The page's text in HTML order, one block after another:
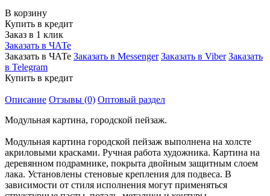
В корзину
Купить в кредит
Заказ в 1 клик
Заказать в ЧАТе
Заказать в ЧАТе Заказать в Messenger Заказать в Viber Заказать
в Telegram
Купить в кредит
Описание Отзывы (0) Оптовый раздел
Модульная картина, городской пейзаж.
Модульная картина городской пейзаж выполнена на холсте
акриловыми красками. Ручная работа художника. Картина на
деревянном подрамнике, покрыта двойным защитным слоем
лака. Установлены стеновые крепления для подвеса. В
зависимости от стиля исполнения могут применяться